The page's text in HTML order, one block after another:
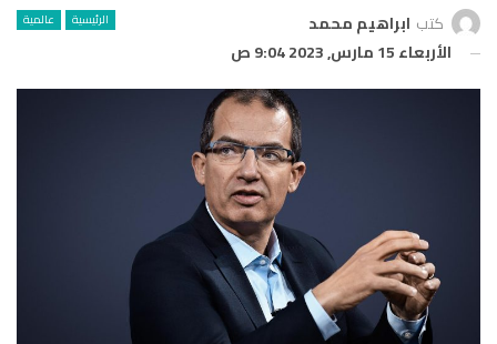
الرئيسية عالمية كتب ابراهيم محمد
الأربعاء 15 مارس, 2023 9:04 ص